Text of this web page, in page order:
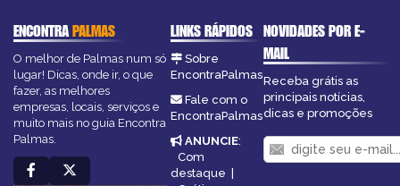
ENCONTRAPALMAS
O melhor de Palmas num só
lugar! Dicas, onde ir, o que
fazer, as melhores
empresas, locais, serviços e
muito mais no guia Encontra
Palmas.
LINKS RÁPIDOS
Sobre
EncontraPalmas
Fale com o
EncontraPalmas
ANUNCIE:
Com
destaque
NOVIDADES POR E-
MAIL
Receba grátis as
principais notícias,
dicas e promoções